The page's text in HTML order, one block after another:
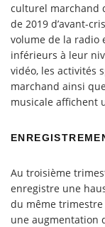
culturel marchand
de 2019 d’avant-
volume de la radio
inférieurs à leur
vidéo, les activités
marchand ainsi
musicale affichent
Au troisième
enregistre une
du même trimestre
une augmentation